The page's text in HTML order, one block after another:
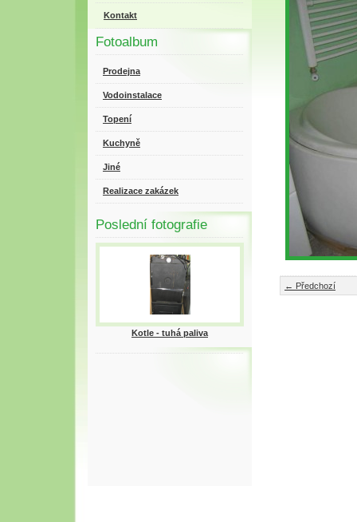
Kontakt
Fotoalbum
Prodejna
Vodoinstalace
Topení
Kuchyně
Jiné
Realizace zakázek
Poslední fotografie
Kotle - tuhá paliva
← Předchozí